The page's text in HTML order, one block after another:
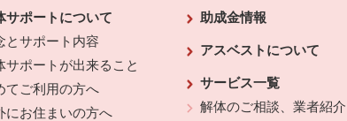
サポートについて
とサポート内容
サポートが出来ること
てご利用の方へ
にお住まいの方へ
助成金情報
アスベストについて
サービス一覧
解体のご相談、業者紹介